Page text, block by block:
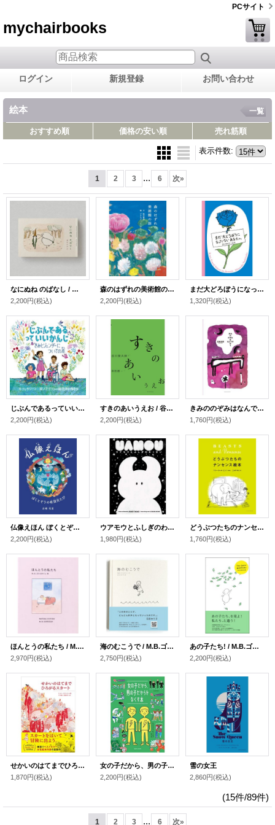
PCサイト
mychairbooks
ログイン 新規登録 お問い合わせ
絵本 一覧
おすすめ順 価格の安い順 売れ筋順
表示件数:
1 2 3 ... 6 次»
なにぬね のばなし / 出口かずみ
2,200円(税込)
森のはずれの美術館の話 / 梨木香歩 (著),ゲオルグ・ハレンスレーベン(絵)
2,200円(税込)
まだ大どろぼうになっていないあなたへ / ヨシタケシンスケ
1,320円(税込)
じぶんであるっていいかんじ きみとジェンダーについての本 / テレサ・ソーン (著), ノア・グリニ (イラスト), たかいゆとり (翻訳)
2,200円(税込)
すきのあいうえお / 谷川俊太郎
2,200円(税込)
きみののぞみはなんですか？ / 五味太郎
1,760円(税込)
仏像えほん ぼくとぞうの有頂天たび
2,200円(税込)
ウアモウとふしぎのわくせい
1,980円(税込)
どうぶつたちのナンセンス絵本 / マリー・ホール・エッツ (著), こみやゆう (翻訳)
1,760円(税込)
ほんとうの私たち / M.B.ゴフスタイン (著), 佐々木 美香 (編集), トンカチ (翻訳)
2,970円(税込)
海のむこうで / M.B.ゴフスタイン (著), 石田 ゆり子 (翻訳), 佐々木 美香 (編集)
2,750円(税込)
あの子たち! / M.B.ゴフスタイン (著), トンカチ (翻訳)
2,200円(税込)
せかいのはてまでひろがるスカート / ミョン・スジョン (著, イラスト), 河 鐘基 (翻訳), 廣部 尚子 (翻訳)
1,870円(税込)
女の子だから、男の子だからをなくす本 / ユン・ウンジュ (著), ソ・ハンソル (監修), イ・へジョン (イラスト), すんみ (翻訳)
2,200円(税込)
雪の女王
2,860円(税込)
(15件/89件)
1 2 3 ... 6 次»